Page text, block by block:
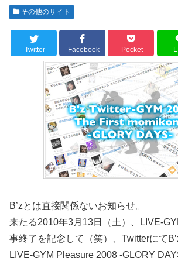
その他のサイト
Twitter Facebook Pocket
B’zとは直接関係ないお知らせ。
来たる2010年3月13日（土）、LIVE-
事終了を記念して（笑）、Twitterにて
LIVE-GYM Pleasure 2008 -GLORY